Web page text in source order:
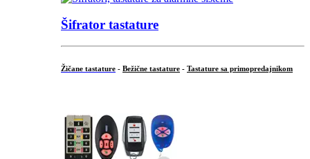
Šifrator tastature
Žičane tastature - Bežične tastature - Tastature sa primopredajnikom